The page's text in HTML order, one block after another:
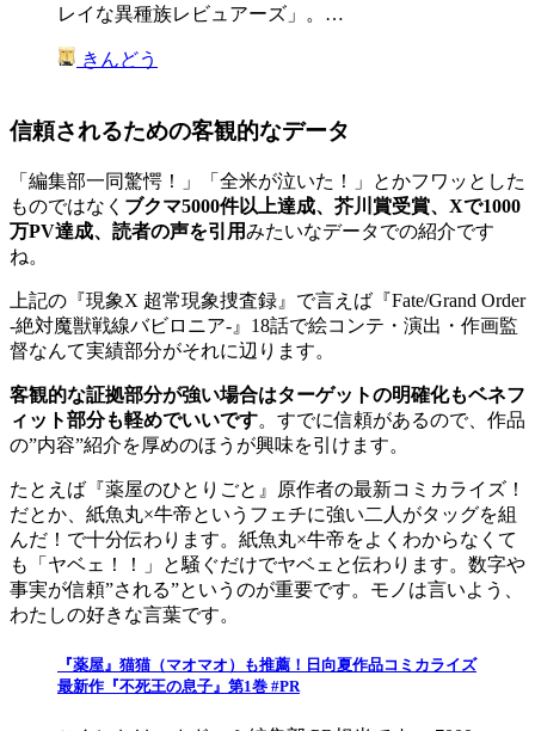
レイな異種族レビュアーズ」。…
きんどう
信頼されるための客観的なデータ
「編集部一同驚愕！」「全米が泣いた！」とかフワッとした
ものではなく ブクマ5000件以上達成、芥川賞受賞、Xで1000
万PV達成、読者の声を引用みたいなデータでの紹介です
ね。
上記の『現象X 超常現象捜査録』で言えば『Fate/Grand Order
-絶対魔獣戦線バビロニア-』18話で絵コンテ・演出・作画監
督なんて実績部分がそれに辺ります。
客観的な証拠部分が強い場合はターゲットの明確化もベネフ
ィット部分も軽めでいいです。すでに信頼があるので、作品
の”内容”紹介を厚めのほうが興味を引けます。
たとえば『薬屋のひとりごと』原作者の最新コミカライズ！
だとか、紙魚丸×牛帝というフェチに強い二人がタッグを組
んだ！で十分伝わります。紙魚丸×牛帝をよくわからなくて
も「ヤベェ！！」と騒ぐだけでヤベェと伝わります。数字や
事実が信頼”される”というのが重要です。モノは言いよう、
わたしの好きな言葉です。
『薬屋』猫猫（マオマオ）も推薦！日向夏作品コミカライズ
最新作『不死王の息子』第1巻 #PR